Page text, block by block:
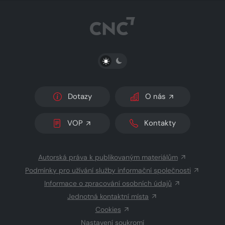
PŘEPNOUT SVĚTLÝ/TMAVÝ REŽIM
Dotazy O nás
VOP Kontakty
Autorská práva k publikovaným materiálům
Podmínky pro užívání služby informační společnosti
Informace o zpracování osobních údajů
Jednotná kontaktní místa
Cookies
Nastavení soukromí